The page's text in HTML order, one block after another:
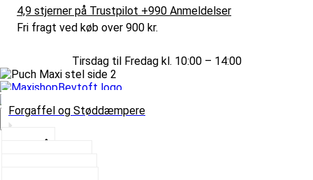
4,9 stjerner på Trustpilot +990 Anmeldelser
Fri fragt ved køb over 900 kr.
Tirsdag til Fredag kl. 10:00 – 14:00
Vælg Kategori
Forgaffel og Støddæmpere
Styrlås